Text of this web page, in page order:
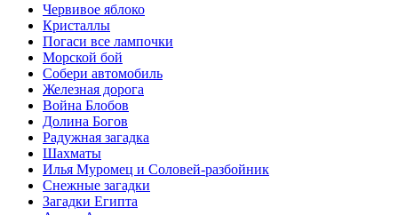
Червивое яблоко
Кристаллы
Погаси все лампочки
Морской бой
Собери автомобиль
Железная дорога
Война Блобов
Долина Богов
Радужная загадка
Шахматы
Илья Муромец и Соловей-разбойник
Снежные загадки
Загадки Египта